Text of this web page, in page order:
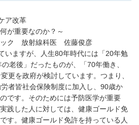
ア改革
が重要なのか？～
ック 放射線科医 佐藤俊彦
いますが、人生80年時代には「20年勉
老後」だったものが、「70年働き、
更を政府が検討しています。つまり、
者皆社会保険制度に加入し、90歳か
です。そのためには予防医学が重要
践した人に対しては、健康ゴールド免
す。健康ゴールド免許を持っている人